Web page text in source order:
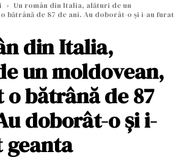
› Un român din Italia, alături de un
bătrână de 87 de ani. Au doborât-o și i-au furat
din Italia,
un moldovean,
bătrână de 87
doborât-o și i-